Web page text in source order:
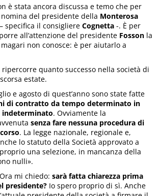
è stata ancora discussa e temo che per
del presidente della Monterosa
specifica il consigliereCognetta -. È per
all’attenzione del presidente Fosson la
non conosce: è per aiutarlo a
ripercorre quanto successo nella società di
estate.
e agosto di quest’anno sono state fatte
di contratto da tempo determinato in
. Ovviamente la
senza fare nessuna procedura di
. La legge nazionale, regionale e,
lo statuto della Società approvato a
una selezione, in mancanza della
nulli».
mi chiedo:sarà fatta chiarezza prima
presidente? Io spero proprio di sì. Anche